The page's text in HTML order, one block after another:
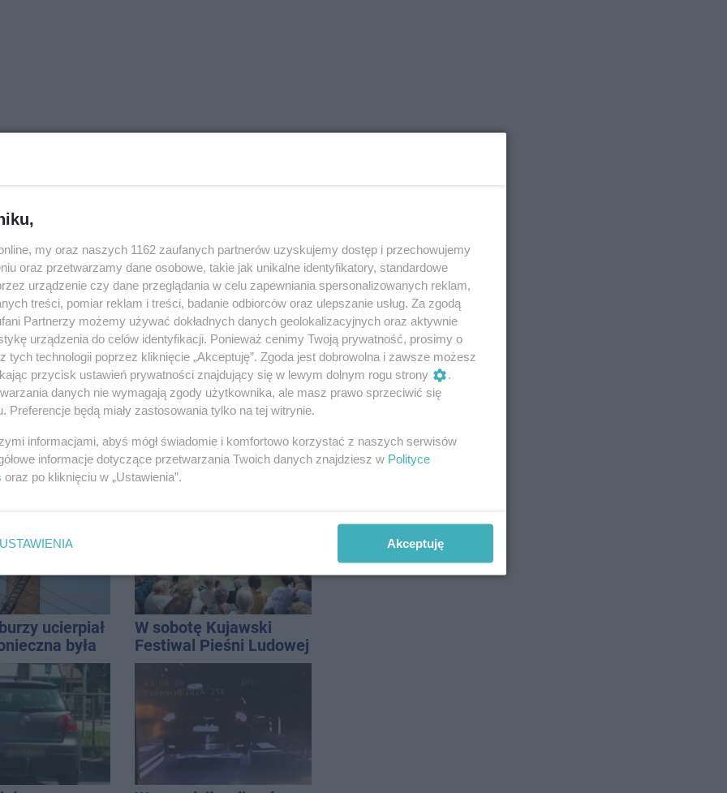
ruchu
ręce policji.
miał 2,6
Reklamy w centrum.
Jego zdaniem Marcin
Wroński jest w błędzie
[akt.]
w "gorącej"
Według
narażonych
Faktura VAT marża –
dla kogo, jak ją
ucierpiał
była
strażaków
W sobotę Kujawski
Festiwal Pieśni Ludowej
my oraz naszych 1162 zaufanych partnerów uzyskujemy dostęp i przechowujemy
oraz przetwarzamy dane osobowe, takie jak unikalne identyfikatory, standardowe
urządzenie czy dane przeglądania w celu zapewniania spersonalizowanych reklam,
treści, pomiar reklam i treści, badanie odbiorców oraz ulepszanie usług. Za zgodą
Partnerzy możemy używać dokładnych danych geolokalizacyjnych oraz aktywnie
urządzenia do celów identyfikacji. Ponieważ cenimy Twoją prywatność, prosimy o
tych technologii poprzez kliknięcie „Akceptuję”. Zgoda jest dobrowolna i zawsze możesz
przycisk ustawień prywatności znajdujący się w lewym dolnym rogu strony
.
danych nie wymagają zgody użytkownika, ale masz prawo sprzeciwić się
Preferencje będą miały zastosowania tylko na tej witrynie.
informacjami, abyś mógł świadomie i komfortowo korzystać z naszych serwisów
informacje dotyczące przetwarzania Twoich danych znajdziesz w Polityce
oraz po kliknięciu w „Ustawienia”.
USTAWIENIA Akceptuję